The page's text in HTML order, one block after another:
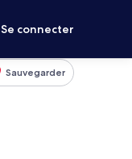
Se connecter
Sauvegarder